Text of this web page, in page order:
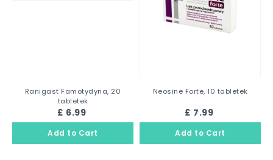
Ranigast Famotydyna, 20
tabletek
£ 6.99
Neosine Forte, 10 tabletek
£ 7.99